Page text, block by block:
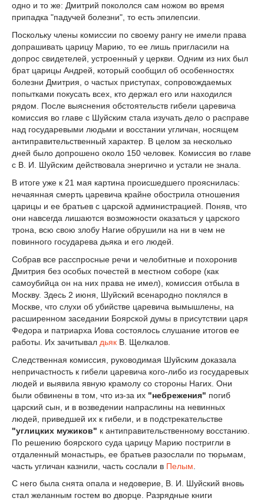
одно и то же: Дмитрий покололся сам ножом во время
припадка "падучей болезни", то есть эпилепсии.
Поскольку члены комиссии по своему рангу не имели права
допрашивать царицу Марию, то ее лишь пригласили на
допрос свидетелей, устроенный у церкви. Одним из них был
брат царицы Андрей, который сообщил об особенностях
болезни Дмитрия, о частых приступах, сопровождаемых
попытками покусать всех, кто держал его или находился
рядом. После выяснения обстоятельств гибели царевича
комиссия во главе с Шуйским стала изучать дело о расправе
над государевыми людьми и восстании угличан, носящем
антиправительственный характер. В целом за несколько
дней было допрошено около 150 человек. Комиссия во главе
с В. И. Шуйским действовала энергично и устали не знала.
В итоге уже к 21 мая картина происшедшего прояснилась:
нечаянная смерть царевича крайне обострила отношения
царицы и ее братьев с царской администрацией. Поняв, что
они навсегда лишаются возможности оказаться у царского
трона, всю свою злобу Нагие обрушили на ни в чем не
повинного государева дьяка и его людей.
Собрав все расспросные речи и челобитные и похоронив
Дмитрия без особых почестей в местном соборе (как
самоубийца он на них права не имел), комиссия отбыла в
Москву. Здесь 2 июня , Шуйский всенародно поклялся в
Москве, что слухи об убийстве царевича вымышлены, на
расширенном заседании Боярской думы в присутствии царя
Федора и патриарха Иова состоялось слушание итогов ее
работы. Их зачитывал дьяк В. Щелкалов.
Следственная комиссия, руководимая Шуйским доказала
непричастность к гибели царевича кого-либо из государевых
людей и выявила явную крамолу со стороны Нагих. Они
были обвинены в том, что из-за их "небрежения" погиб
царский сын, и в возведении напраслины на невинных
людей, приведшей их к гибели, и в подстрекательстве
"углицких мужиков" к антиправительственному восстанию.
По решению боярского суда царицу Марию постригли в
отдаленный монастырь, ее братьев разослали по тюрьмам,
часть угличан казнили, часть сослали в Пелым
С него была снята опала и недоверие, В. И. Шуйский вновь
стал желанным гостем во дворце. Разрядные книги